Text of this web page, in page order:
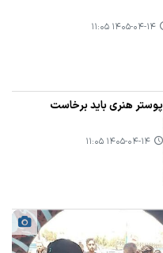
۱۴۰۵-۰۴-۱۴ ۱۱:۰۵
پوستر هنری باید برخاست
۱۴۰۵-۰۴-۱۴ ۱۱:۰۵